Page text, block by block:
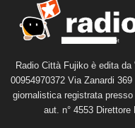
Radio Città Fujiko è edita
00954970372 Via Zanardi
giornalistica registrata
aut. n° 4553